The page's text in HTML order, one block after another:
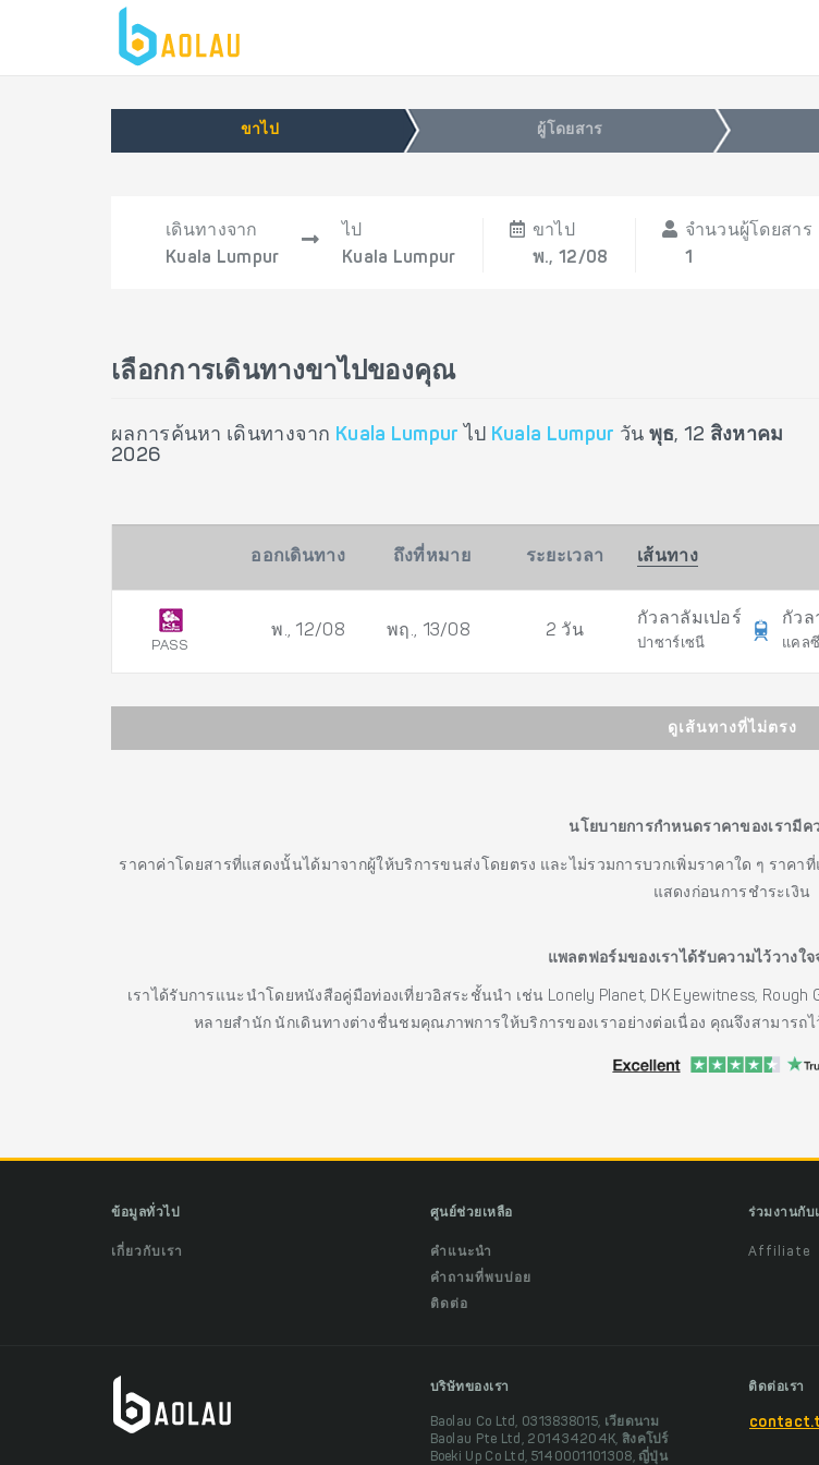
ขาไป ผู้โดยสาร
เดินทางจาก
Kuala Lumpur
ไป
Kuala Lumpur
ขาไป
พ., 12/08
จำนวนผู้โดยสาร
1
เลือกการเดินทางขาไปของคุณ
ผลการค้นหา เดินทางจาก Kuala Lumpur ไป Kuala Lumpur วัน พุธ, 12 สิงหาคม
2026
ออกเดินทาง ถึงที่หมาย ระยะเวลา เส้นทาง
PASS
พ., 12/08 พฤ., 13/08 2 วัน
กัวลาลัมเปอร์
ปาซาร์เซนี
กัวล
แคล
ดูเส้นทางที่ไม่ตรง
นโยบายการกำหนดราคาของเรามีค
ราคาค่าโดยสารที่แสดงนั้นได้มาจากผู้ให้บริการขนส่งโดยตรง และไม่รวมการบวกเพิ่มราคาใด ๆ ราคา
แสดงก่อนการชำระเงิน
แพลตฟอร์มของเราได้รับความไว้วางใ
เราได้รับการแนะนำโดยหนังสือคู่มือท่องเที่ยวอิสระชั้นนำ เช่น Lonely Planet, DK Eyewitness, Rough
หลายสำนัก นักเดินทางต่างชื่นชมคุณภาพการให้บริการของเราอย่างต่อเนื่อง คุณจึงสามารถ
ข้อมูลทั่วไป
เกี่ยวกับเรา
ศูนย์ช่วยเหลือ
คำแนะนำ
คำถามที่พบบ่อย
ติดต่อ
ร่วมงานกับ
Affiliate
บริษัทของเรา
Baolau Co Ltd, 0313838015, เวียดนาม
Baolau Pte Ltd, 201434204K, สิงคโปร์
Boeki Up Co Ltd, 5140001101308, ญี่ปุ่น
ติดต่อเรา